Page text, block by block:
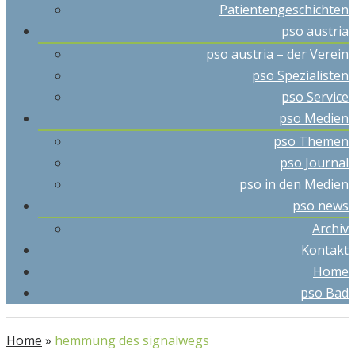
Patientengeschichten
pso austria
pso austria – der Verein
pso Spezialisten
pso Service
pso Medien
pso Themen
pso Journal
pso in den Medien
pso news
Archiv
Kontakt
Home
pso Bad
Home » hemmung des signalwegs